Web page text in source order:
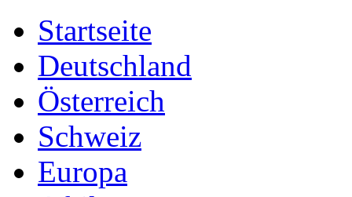
Startseite
Deutschland
Österreich
Schweiz
Europa